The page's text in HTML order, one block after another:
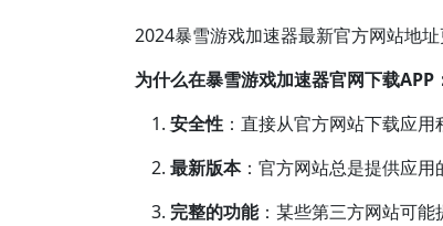
2024暴雪游戏加速器最新官方网站地址
为什么在暴雪游戏加速器官网下载APP
安全性 ：直接从官方网站下载应
最新版本：官方网站总是提供应用
完整的功能：某些第三方网站可能